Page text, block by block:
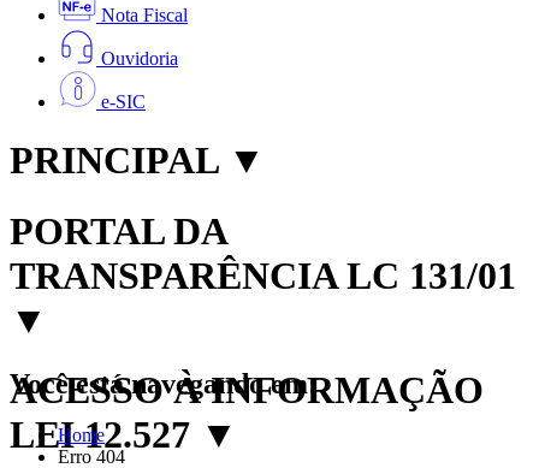
Nota Fiscal
Ouvidoria
e-SIC
PRINCIPAL ▼
PORTAL DA
TRANSPARÊNCIA LC 131/01
▼
ACESSO À INFORMAÇÃO
LEI 12.527 ▼
Você está navegando em:
Home
Erro 404